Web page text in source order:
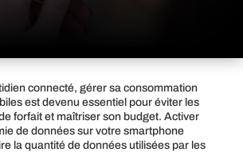
connecté, gérer sa consommation
est devenu essentiel pour éviter les
forfait et maîtriser son budget. Activer
de données sur votre smartphone
la quantité de données utilisées par les